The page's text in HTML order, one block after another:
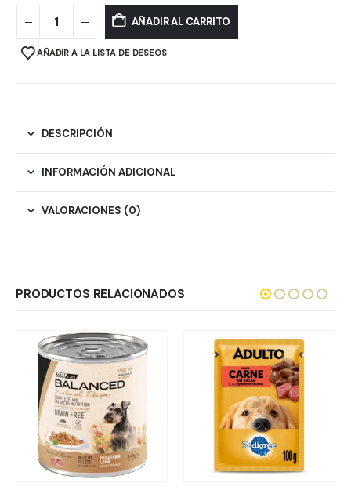
AÑADIR AL CARRITO
AÑADIR A LA LISTA DE DESEOS
DESCRIPCIÓN
INFORMACIÓN ADICIONAL
VALORACIONES (0)
PRODUCTOS RELACIONADOS